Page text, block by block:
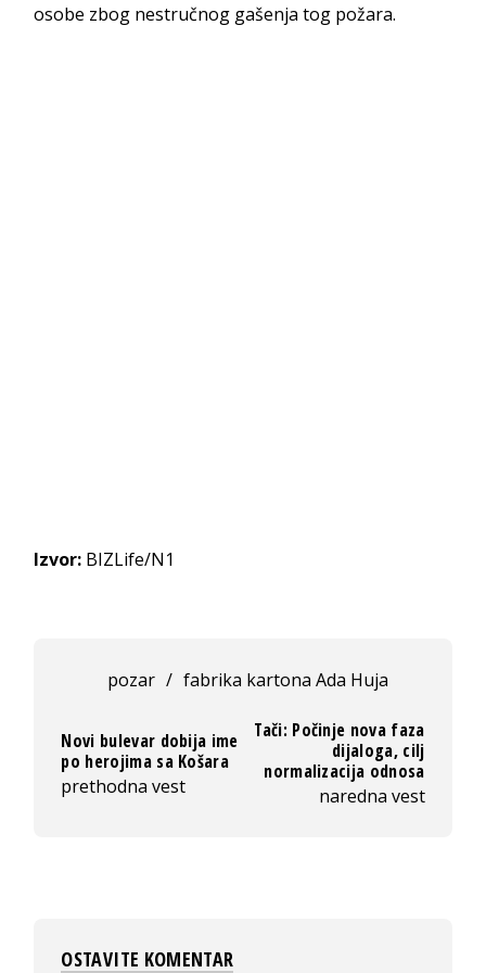
osobe zbog nestručnog gašenja tog požara.
Izvor: BIZLife/N1
pozar / fabrika kartona Ada Huja
Novi bulevar dobija ime
po herojima sa Košara
prethodna vest
Tači: Počinje nova faza
dijaloga, cilj
normalizacija odnosa
naredna vest
OSTAVITE KOMENTAR